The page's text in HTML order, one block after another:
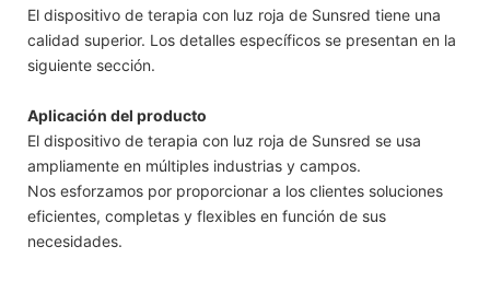
El dispositivo de terapia con luz roja de Sunsred tiene una
calidad superior. Los detalles específicos se presentan en la
siguiente sección.
Aplicación del producto
El dispositivo de terapia con luz roja de Sunsred se usa
ampliamente en múltiples industrias y campos.
Nos esforzamos por proporcionar a los clientes soluciones
eficientes, completas y flexibles en función de sus
necesidades.